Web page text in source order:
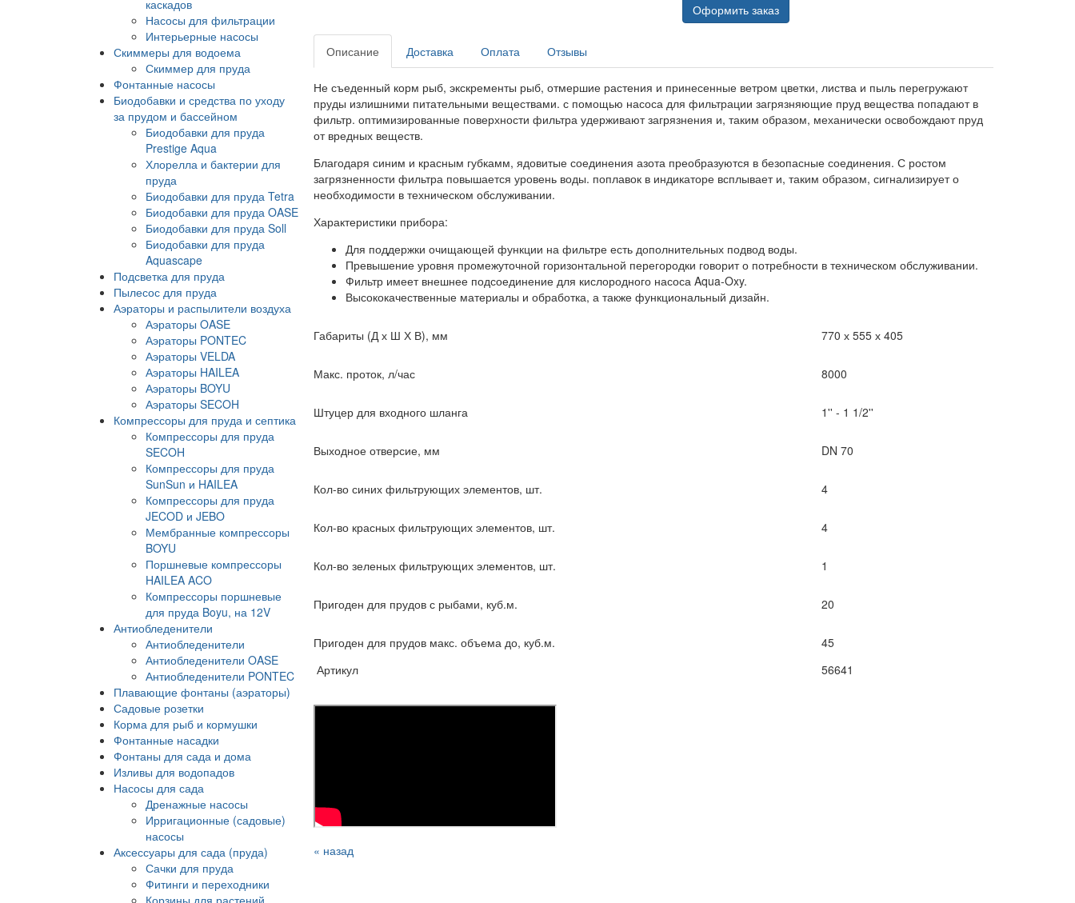
каскадов
Насосы для фильтрации
Интерьерные насосы
Скиммеры для водоема
Скиммер для пруда
Фонтанные насосы
Биодобавки и средства по уходу
за прудом и бассейном
Биодобавки для пруда
Prestige Aqua
Хлорелла и бактерии для
пруда
Биодобавки для пруда Tetra
Биодобавки для пруда OASE
Биодобавки для пруда Soll
Биодобавки для пруда
Aquascape
Подсветка для пруда
Пылесос для пруда
Аэраторы и распылители воздуха
Аэраторы OASE
Аэраторы PONTEC
Аэраторы VELDA
Аэраторы HAILEA
Аэраторы BOYU
Аэраторы SECOH
Компрессоры для пруда и септика
Компрессоры для пруда
SECOH
Компрессоры для пруда
SunSun и HAILEA
Компрессоры для пруда
JECOD и JEBO
Мембранные компрессоры
BOYU
Поршневые компрессоры
HAILEA ACO
Компрессоры поршневые
для пруда Boyu, на 12V
Антиобледенители
Антиобледенители
Антиобледенители OASE
Антиобледенители PONTEC
Плавающие фонтаны (аэраторы)
Садовые розетки
Корма для рыб и кормушки
Фонтанные насадки
Фонтаны для сада и дома
Изливы для водопадов
Насосы для сада
Дренажные насосы
Ирригационные (садовые)
насосы
Аксессуары для сада (пруда)
Сачки для пруда
Фитинги и переходники
Корзины для растений
Оформить заказ
Описание Доставка Оплата Отзывы
Не съеденный корм рыб, экскременты рыб, отмершие растения и принесенные ветром цветки, листва и пыль перегружают
пруды излишними питательными веществами. с помощью насоса для фильтрации загрязняющие пруд вещества попадают в
фильтр. оптимизированные поверхности фильтра удерживают загрязнения и, таким образом, механически освобождают пруд
от вредных веществ.
Благодаря синим и красным губкамм, ядовитые соединения азота преобразуются в безопасные соединения. С ростом
загрязненности фильтра повышается уровень воды. поплавок в индикаторе всплывает и, таким образом, сигнализирует о
необходимости в техническом обслуживании.
Характеристики прибора:
Для поддержки очищающей функции на фильтре есть дополнительных подвод воды.
Превышение уровня промежуточной горизонтальной перегородки говорит о потребности в техническом обслуживании.
Фильтр имеет внешнее подсоединение для кислородного насоса Aqua-Oxy.
Высококачественные материалы и обработка, а также функциональный дизайн.
Габариты (Д х Ш Х В), мм 770 х 555 х 405
Макс. проток, л/час 8000
Штуцер для входного шланга 1'' - 1 1/2''
Выходное отверсие, мм DN 70
Кол-во синих фильтрующих элементов, шт. 4
Кол-во красных фильтрующих элементов, шт. 4
Кол-во зеленых фильтрующих элементов, шт. 1
Пригоден для прудов с рыбами, куб.м. 20
Пригоден для прудов макс. объема до, куб.м.
45
Артикул
56641
« назад